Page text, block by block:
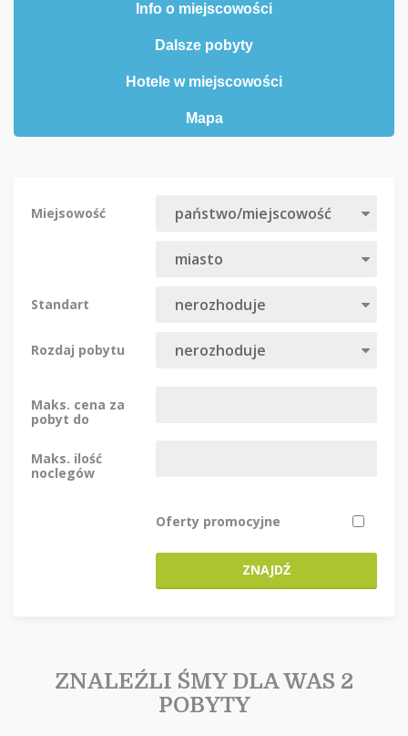
Info o miejscowości
Dalsze pobyty
Hotele w miejscowości
Mapa
Miejsowość
Standart
Rozdaj pobytu
Maks. cena za
pobyt do
Maks. ilość
noclegów
Oferty promocyjne
ZNAJDŹ
ZNALEŹLI ŚMY DLA WAS 2
POBYTY